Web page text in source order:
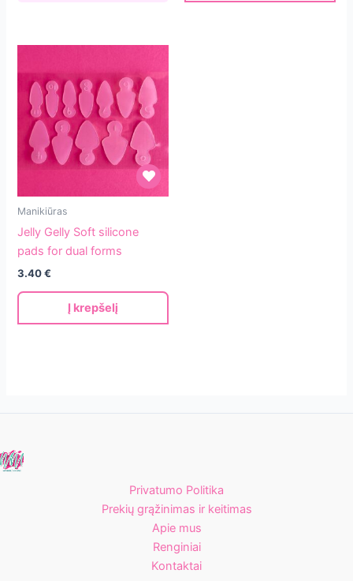
Jelly
Soft
silicone
pads
for
Manikiūras
Jelly Gelly Soft silicone
pads for dual forms
3.40€
Į krepšelį
Privatumo Politika
Prekių grąžinimas ir keitimas
Apie mus
Renginiai
Kontaktai